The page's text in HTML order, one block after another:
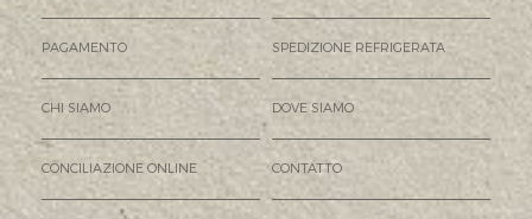
PAGAMENTO SPEDIZIONE REFRIGERATA
CHI SIAMO DOVE SIAMO
CONCILIAZIONE ONLINE CONTATTO